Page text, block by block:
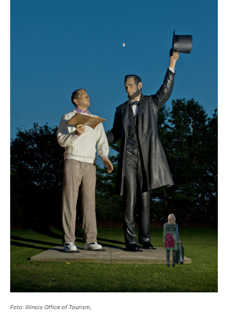
Reiseempfehlungen.
Foto: Illinois Office of Tourism,